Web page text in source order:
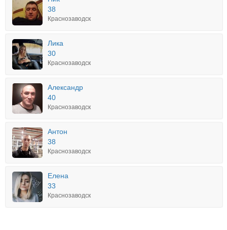
38
Краснозаводск
Лика
30
Краснозаводск
Александр
40
Краснозаводск
Антон
38
Краснозаводск
Елена
33
Краснозаводск